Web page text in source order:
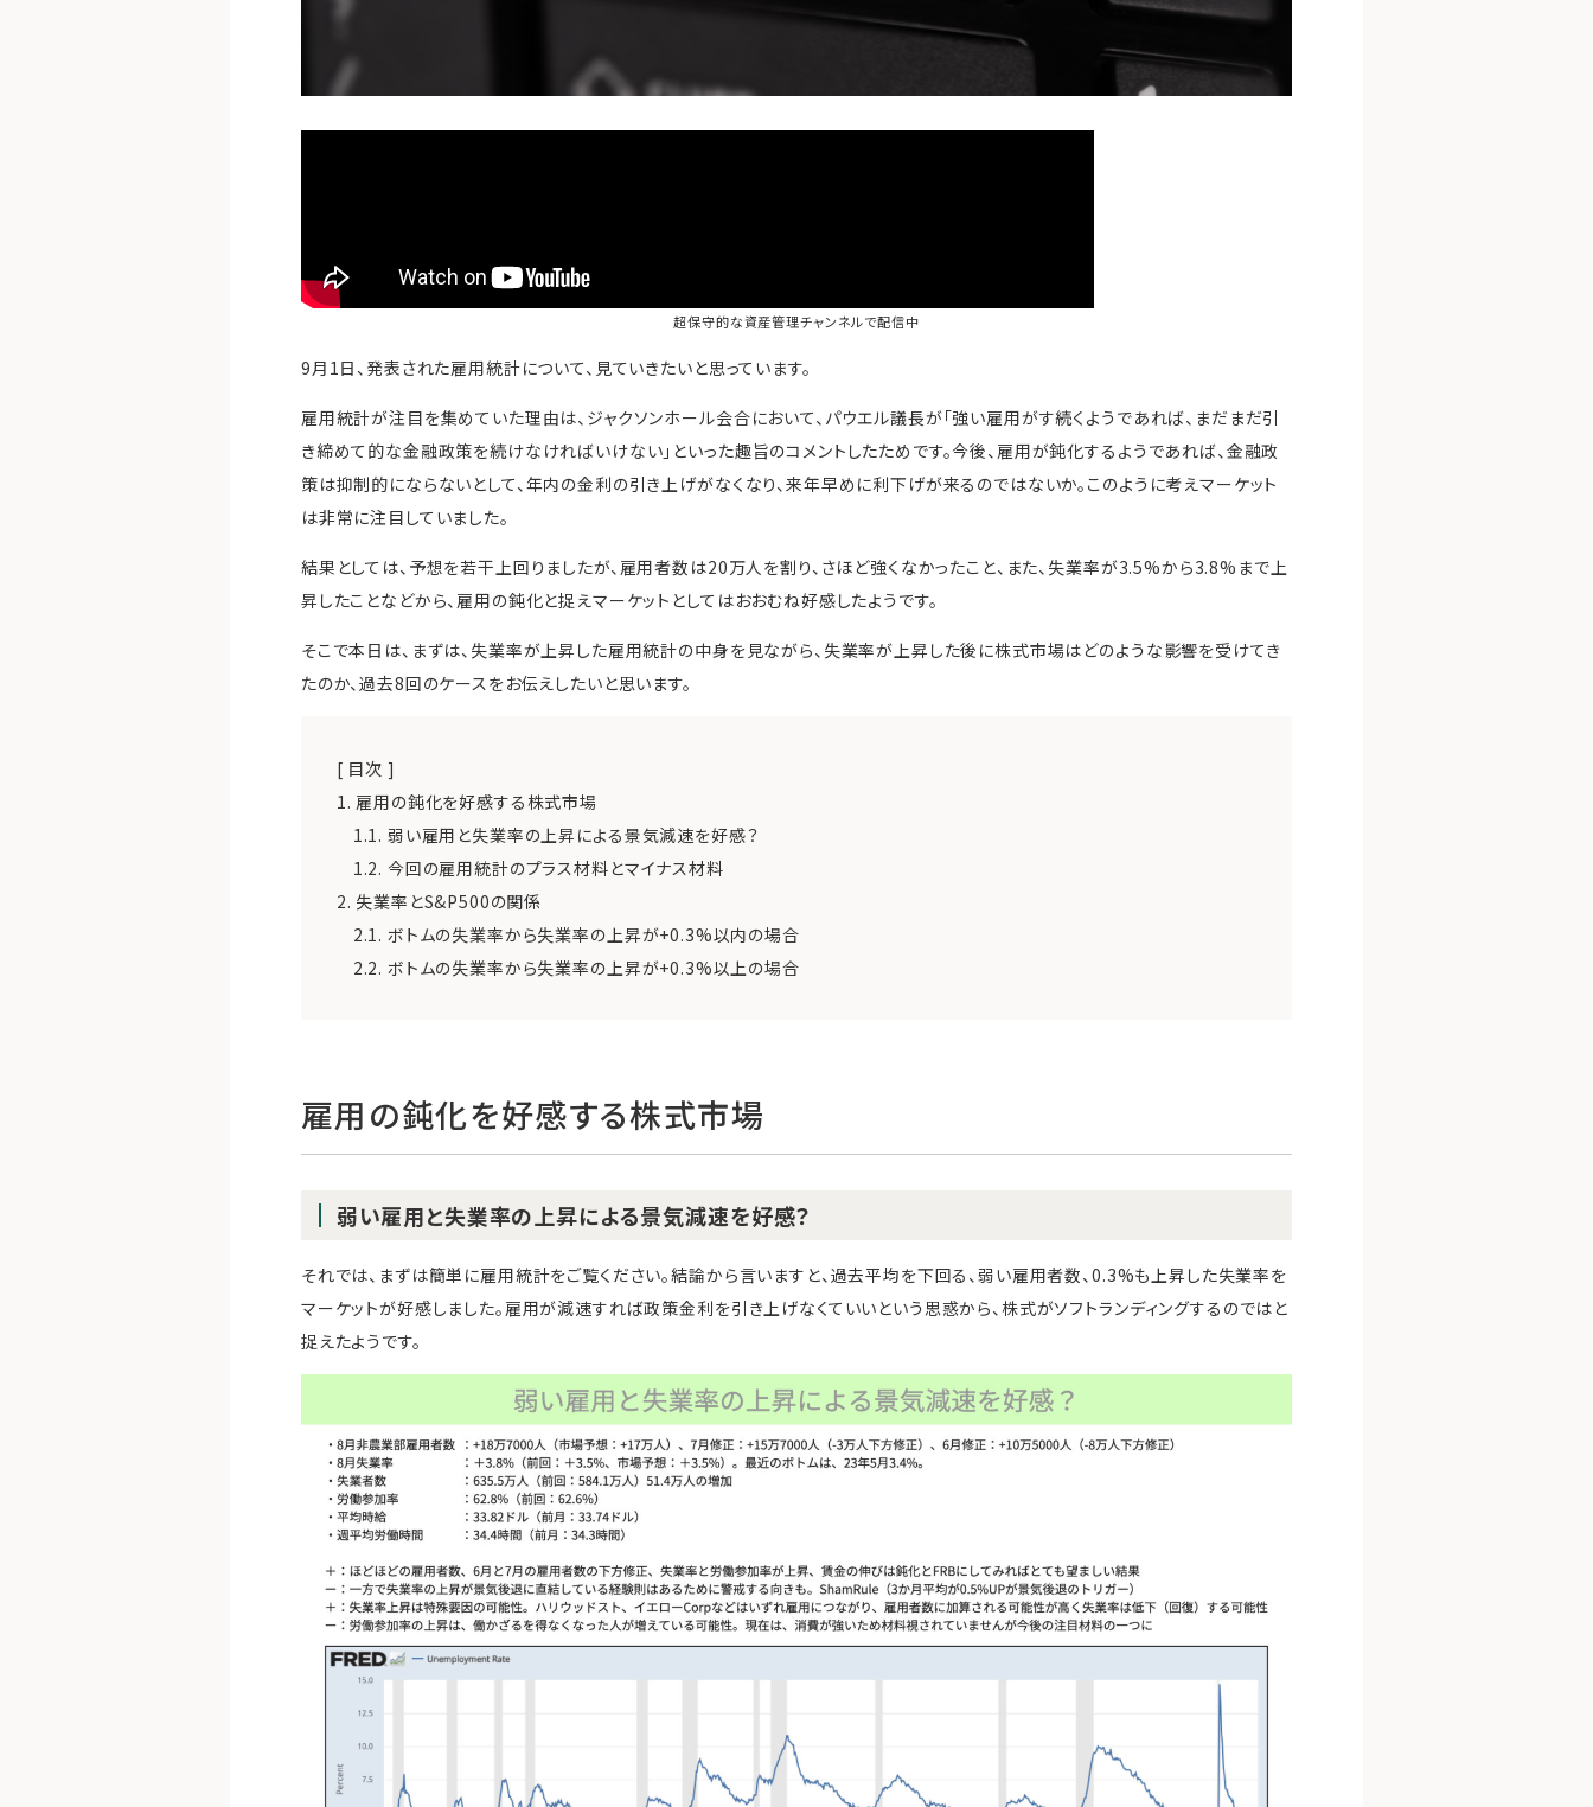
超保守的な資産管理チャンネルで配信中
9月1日、発表された雇用統計について、見ていきたいと思っています。
雇用統計が注目を集めていた理由は、ジャクソンホール会合において、パウエル議長が「強い雇用がす続くようであれば、まだまだ引
き締めて的な金融政策を続けなければいけない」といった趣旨のコメントしたためです。今後、雇用が鈍化するようであれば、金融政
策は抑制的にならないとして、年内の金利の引き上げがなくなり、来年早めに利下げが来るのではないか。このように考えマーケット
は非常に注目していました。
結果としては、予想を若干上回りましたが、雇用者数は20万人を割り、さほど強くなかったこと、また、失業率が3.5%から3.8%まで上
昇したことなどから、雇用の鈍化と捉えマーケットとしてはおおむね好感したようです。
そこで本日は、まずは、失業率が上昇した雇用統計の中身を見ながら、失業率が上昇した後に株式市場はどのような影響を受けてき
たのか、過去8回のケースをお伝えしたいと思います。
[ 目次 ]
1. 雇用の鈍化を好感する株式市場
1.1. 弱い雇用と失業率の上昇による景気減速を好感？
1.2. 今回の雇用統計のプラス材料とマイナス材料
2. 失業率とS&P500の関係
2.1. ボトムの失業率から失業率の上昇が+0.3%以内の場合
2.2. ボトムの失業率から失業率の上昇が+0.3%以上の場合
雇用の鈍化を好感する株式市場
弱い雇用と失業率の上昇による景気減速を好感？
それでは、まずは簡単に雇用統計をご覧ください。結論から言いますと、過去平均を下回る、弱い雇用者数、0.3%も上昇した失業率を
マーケットが好感しました。雇用が減速すれば政策金利を引き上げなくていいという思惑から、株式がソフトランディングするのではと
捉えたようです。